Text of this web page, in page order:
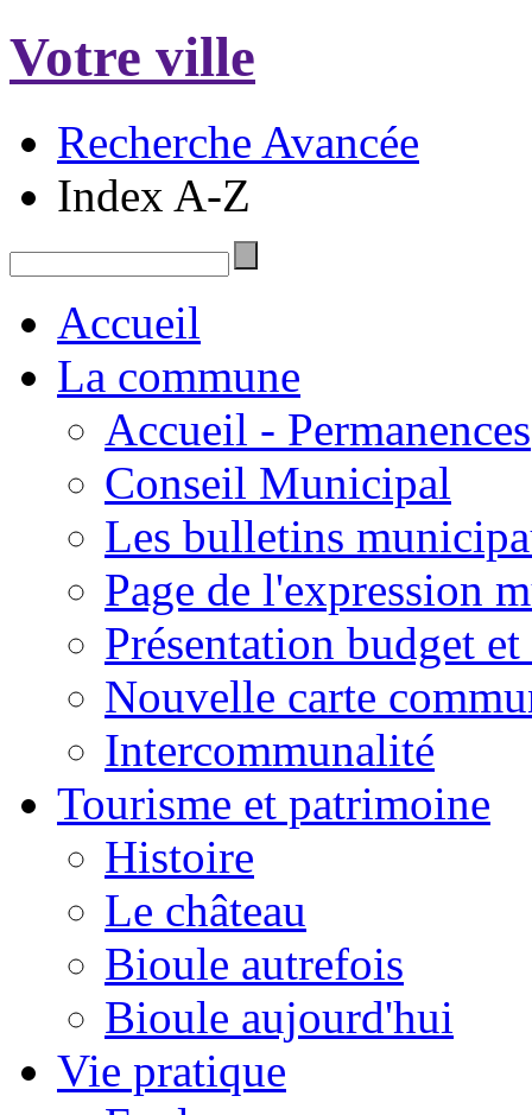
Votre ville
Recherche Avancée
Index A-Z
Accueil
La commune
Accueil - Permanences
Conseil Municipal
Les bulletins
Page de l'expression
Présentation budget
Nouvelle carte
Intercommunalité
Tourisme et patrimoine
Histoire
Le château
Bioule autrefois
Bioule aujourd'hui
Vie pratique